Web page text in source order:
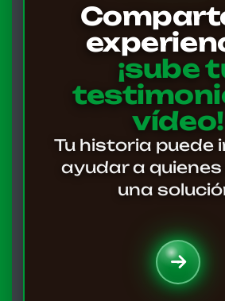
¡sube
vídeo!
Tu historia puede
ayudar a
una